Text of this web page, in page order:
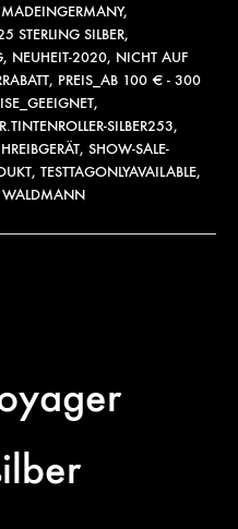
MADEINGERMANY,
STERLING SILBER,
, NEUHEIT-2020, NICHT AUF
, PREIS_AB 100 € - 300
,
SILBER253,
, SHOW-SALE-
, TESTTAGONLYAVAILABLE,
WALDMANN